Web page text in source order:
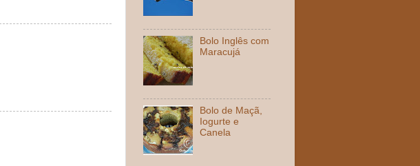
Bolo Inglês com
Maracujá
Bolo de Maçã,
Iogurte e
Canela